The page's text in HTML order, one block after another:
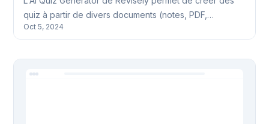
quiz à partir de divers documents (notes, PDF,
PowerPoint). Simple d'utilisation, il propose des options
d'abonnement sont disponibles.
Oct 5, 2024